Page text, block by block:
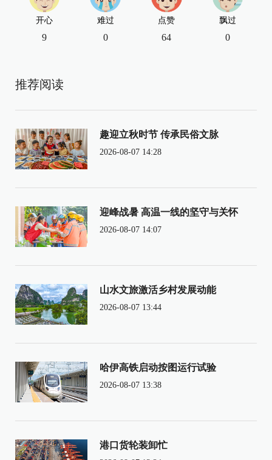
开心
9
难过
0
点赞
64
飘过
0
推荐阅读
趣迎立秋时节 传承民俗文脉
2026-08-07 14:28
迎峰战暑 高温一线的坚守与关怀
2026-08-07 14:07
山水文旅激活乡村发展动能
2026-08-07 13:44
哈伊高铁启动按图运行试验
2026-08-07 13:38
港口货轮装卸忙